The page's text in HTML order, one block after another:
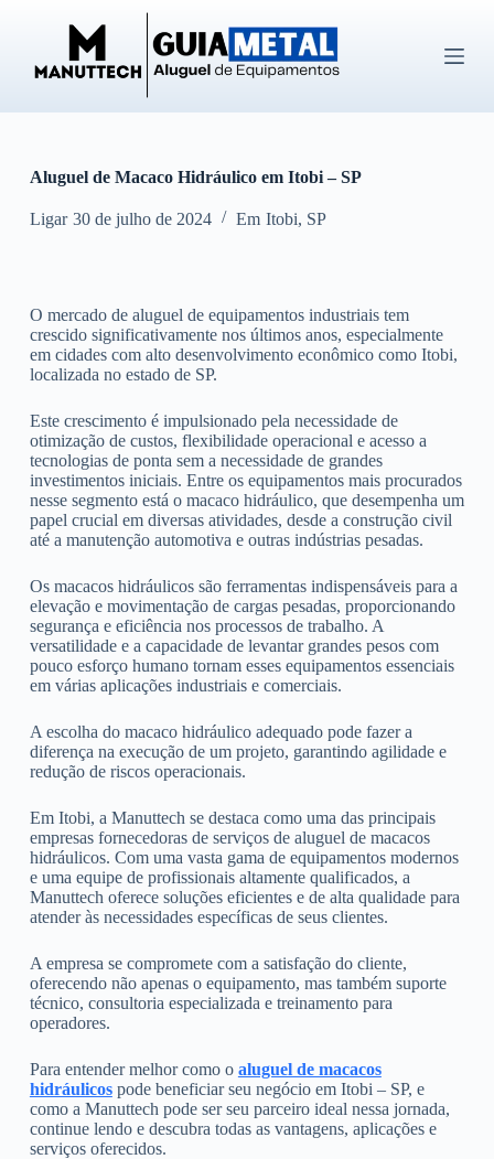
ú
d
o
Aluguel de Macaco Hidráulico em Itobi – SP
Ligar 30 de julho de 2024 Em Itobi, SP
O mercado de aluguel de equipamentos industriais tem
crescido significativamente nos últimos anos, especialmente
em cidades com alto desenvolvimento econômico como Itobi,
localizada no estado de SP.
Este crescimento é impulsionado pela necessidade de
otimização de custos, flexibilidade operacional e acesso a
tecnologias de ponta sem a necessidade de grandes
investimentos iniciais. Entre os equipamentos mais procurados
nesse segmento está o macaco hidráulico, que desempenha um
papel crucial em diversas atividades, desde a construção civil
até a manutenção automotiva e outras indústrias pesadas.
Os macacos hidráulicos são ferramentas indispensáveis para a
elevação e movimentação de cargas pesadas, proporcionando
segurança e eficiência nos processos de trabalho. A
versatilidade e a capacidade de levantar grandes pesos com
pouco esforço humano tornam esses equipamentos essenciais
em várias aplicações industriais e comerciais.
A escolha do macaco hidráulico adequado pode fazer a
diferença na execução de um projeto, garantindo agilidade e
redução de riscos operacionais.
Em Itobi, a Manuttech se destaca como uma das principais
empresas fornecedoras de serviços de aluguel de macacos
hidráulicos. Com uma vasta gama de equipamentos modernos
e uma equipe de profissionais altamente qualificados, a
Manuttech oferece soluções eficientes e de alta qualidade para
atender às necessidades específicas de seus clientes.
A empresa se compromete com a satisfação do cliente,
oferecendo não apenas o equipamento, mas também suporte
técnico, consultoria especializada e treinamento para
operadores.
Para entender melhor como o aluguel de macacos
hidráulicospode beneficiar seu negócio em Itobi – SP, e
como a Manuttech pode ser seu parceiro ideal nessa jornada,
continue lendo e descubra todas as vantagens, aplicações e
serviços oferecidos.